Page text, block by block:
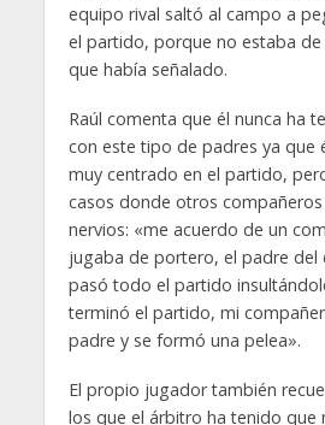
equipo rival saltó al campo a
el partido, porque no estaba
que había señalado.
Raúl comenta que él nunca ha
con este tipo de padres ya que
muy centrado en el partido,
casos donde otros
nervios: «me acuerdo de un
jugaba de portero, el padre del
pasó todo el partido
terminó el partido, mi
padre y se formó una pelea».
El propio jugador también
los que el árbitro ha tenido que